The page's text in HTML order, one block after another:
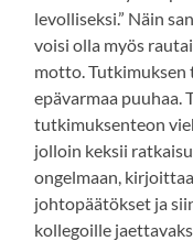
levolliseksi.” Näin
voisi olla myös
motto. Tutkimuksen
epävarmaa puuhaa.
tutkimuksenteon
jolloin keksii
ongelmaan,
johtopäätökset ja
kollegoille